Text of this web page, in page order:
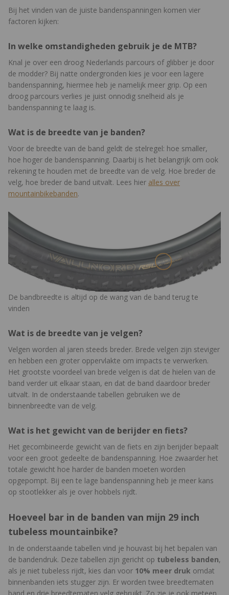
Bij het vinden van de juiste bandenspanningen komen vier
factoren kijken:
In welke omstandigheden gebruik je de MTB?
Knal je over een droog Nederlands parcours of glibber je door
de modder? Bij natte ondergronden kies je voor een lagere
bandenspanning, hiermee heb je namelijk meer grip. Op een
droog parcours verlies je juist onnodig snelheid als je
bandenspanning te laag is.
Wat is de breedte van je banden?
Voor de breedte van de band geldt de stelregel: hoe smaller,
hoe hoger de bandenspanning. Daarbij is het belangrijk om ook
rekening te houden met de breedte van de velg. Hoe breder de
velg, hoe breder de band uitvalt. Lees hier alles over
mountainbikebanden.
De bandbreedte is altijd op de wang van de band terug te
vinden
Wat is de breedte van je velgen?
Velgen worden al jaren steeds breder. Brede velgen zijn steviger
en hebben een groter oppervlakte om impacts te verwerken.
Het grootste voordeel van brede velgen is dat de hielen van de
band verder uit elkaar staan, en dat de band daardoor breder
uitvalt. In de onderstaande tabellen gebruiken we de
binnenbreedte van de velg.
Wat is het gewicht van de berijder en fiets?
Het gecombineerde gewicht van de fiets en zijn berijder bepaalt
voor een groot gedeelte de bandenspanning. Hoe zwaarder het
totale gewicht hoe harder de banden moeten worden
opgepompt. Bij een te lage bandenspanning heb je meer kans
op stootlekker als je over hobbels rijdt.
Hoeveel bar in de banden van mijn 29 inch
tubeless mountainbike?
In de onderstaande tabellen vind je houvast bij het bepalen van
de bandendruk. Deze tabellen zijn gericht op tubeless banden,
als je niet tubeless rijdt, kies dan voor 10% meer druk omdat
binnenbanden iets stugger zijn. Er worden twee breedtematen